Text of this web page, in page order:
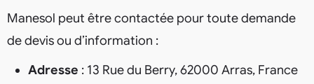
Manesol peut être contactée pour toute demande
de devis ou d’information :
Adresse : 13 Rue du Berry, 62000 Arras, France